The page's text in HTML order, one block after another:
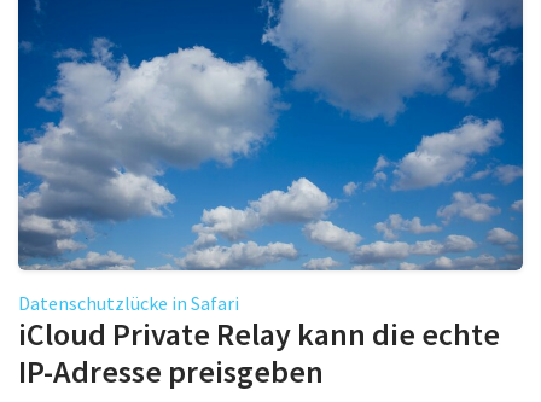
Datenschutzlücke in Safari
iCloud Private Relay kann die echte
IP-Adresse preisgeben